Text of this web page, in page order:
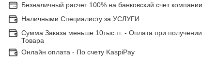
Безналичный расчет 100% на банковский счет компании
Наличными Специалисту за УСЛУГИ
Сумма Заказа меньше 10тыс.тг. - Оплата при получении
Товара
Онлайн оплата - По счету KaspiPay